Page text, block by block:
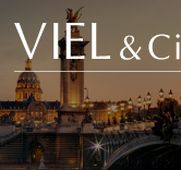
contenu